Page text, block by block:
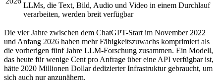
LLMs, die Text, Bild, Audio und Video in einem Durchlauf
verarbeiten, werden breit verfügbar
Die vier Jahre zwischen dem ChatGPT-Start im November 2022
und Anfang 2026 haben mehr Fähigkeitszuwachs komprimiert als
die vorherigen fünf Jahre LLM-Forschung zusammen. Ein Modell,
das heute für wenige Cent pro Anfrage über eine API verfügbar ist,
hätte 2020 Millionen Dollar dedizierter Infrastruktur gebraucht, um
sich auch nur anzunähern.